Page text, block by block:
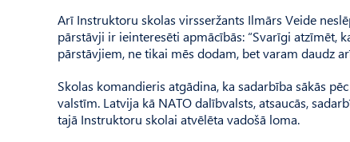
Arī Instruktoru skolas virsseržants Ilmārs Veide
pārstāvji ir ieinteresēti apmācībās: “Svarīgi atzīmēt,
pārstāvjiem, ne tikai mēs dodam, bet varam daudz
Skolas komandieris atgādina, ka sadarbība sākās
valstīm. Latvija kā NATO dalībvalsts, atsaucās,
tajā Instruktoru skolai atvēlēta vadošā loma.